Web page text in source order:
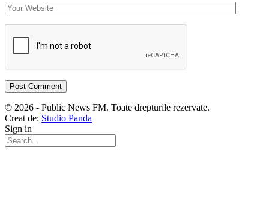
© 2026 - Public News FM. Toate drepturile rezervate.
Creat de: Studio Panda
Sign in